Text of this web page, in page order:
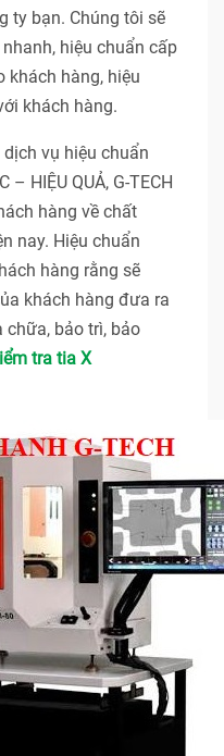
ty bạn. Chúng tôi sẽ
hiệu chuẩn cấp
khách hàng, hiệu
khách hàng.
vụ hiệu chuẩn
– HIỆU QUẢ, G-TECH
hàng về chất
nay. Hiệu chuẩn
hàng rằng sẽ
khách hàng đưa ra
chữa, bảo trì, bảo
tra tia X